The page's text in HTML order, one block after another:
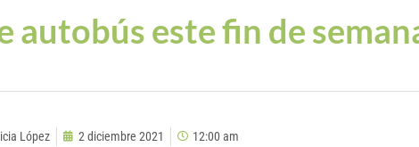
este fin de
López 2 diciembre 2021 12:00 am